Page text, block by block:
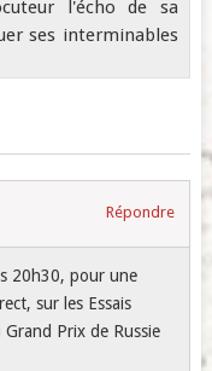
l'écho de sa
ses interminables
Répondre
20h30, pour une
sur les Essais
Prix de Russie